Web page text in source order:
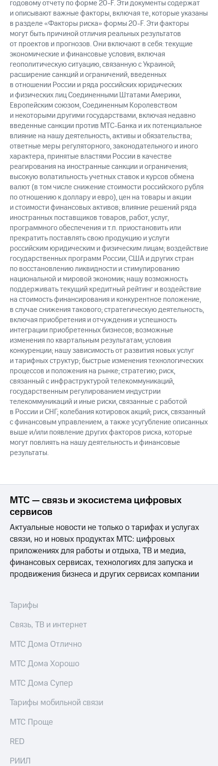
годовому отчету по форме 20-F. Эти документы содержат
и описывают важные факторы, включая те, которые указаны
в разделе «Факторы риска» формы 20-F. Эти факторы
могут быть причиной отличия реальных результатов
от проектов и прогнозов. Они включают в себя: текущие
экономические и финансовые условия, включая
геополитическую ситуацию, связанную с Украиной;
расширение санкций и ограничений, введенных
в отношении России и ряда российских юридических
и физических лиц Соединенными Штатами Америки,
Европейским союзом, Соединенным Королевством
и некоторыми другими государствами, включая недавно
введенные санкции против МТС-Банка и их потенциальное
влияние на нашу деятельность, активы и обязательства;
ответные меры регуляторного, законодательного и иного
характера, принятые властями России в качестве
реагирования на иностранные санкции и ограничения;
высокую волатильность учетных ставок и курсов обмена
валют (в том числе снижение стоимости российского рубля
по отношению к доллару и евро), цен на товары и акции
и стоимости финансовых активов; влияние решений ряда
иностранных поставщиков товаров, работ, услуг,
программного обеспечения и т.п. приостановить или
прекратить поставлять свою продукцию и услуги
российским юридическим и физическим лицам; воздействие
государственных программ России, США и других стран
по восстановлению ликвидности и стимулированию
национальной и мировой экономик; нашу возможность
поддерживать текущий кредитный рейтинг и воздействие
на стоимость финансирования и конкурентное положение,
в случае снижения такового; стратегическую деятельность,
включая приобретения и отчуждения и успешность
интеграции приобретенных бизнесов; возможные
изменения по квартальным результатам; условия
конкуренции; нашу зависимость от развития новых услуг
и тарифных структур; быстрые изменения технологических
процессов и положения на рынке; стратегию; риск,
связанный с инфраструктурой телекоммуникаций,
государственным регулированием индустрии
телекоммуникаций и иные риски, связанные с работой
в России и СНГ; колебания котировок акций; риск, связанный
с финансовым управлением, а также усугубление описанных
выше и/или появление других факторов риска, которые
могут повлиять на нашу деятельность и финансовые
результаты.
МТС — связь и экосистема цифровых
сервисов
Актуальные новости не только о тарифах и услугах
связи, но и новых продуктах МТС: цифровых
приложениях для работы и отдыха, ТВ и медиа,
финансовых сервисах, технологиях для запуска и
продвижения бизнеса и других сервисах компании
Тарифы
Связь, ТВ и интернет
МТС Дома Отлично
МТС Дома Хорошо
МТС Дома Супер
Тарифы мобильной связи
МТС Проще
RED
РИИЛ